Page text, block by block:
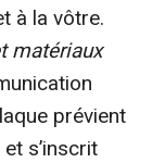
à la vôtre.
matériaux
prévient
s’inscrit